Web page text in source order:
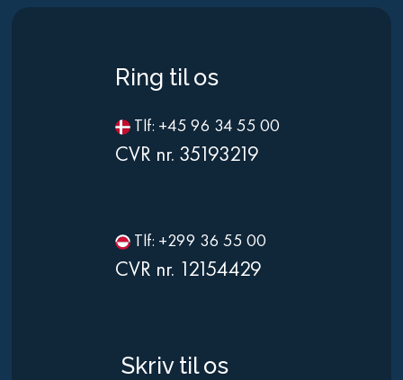
Ring til os
Tlf: +45 96 34 55 00
CVR nr. 35193219
Tlf: +299 36 55 00
CVR nr. 12154429
Skriv til os